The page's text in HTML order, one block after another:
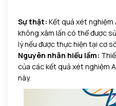
Sự thật: Kết quả xét nghiệm
không xâm lấn có thể được
lý nếu được thực hiện tại cơ
Nguyên nhân hiểu lầm:
của các kết quả xét nghiệm
này.